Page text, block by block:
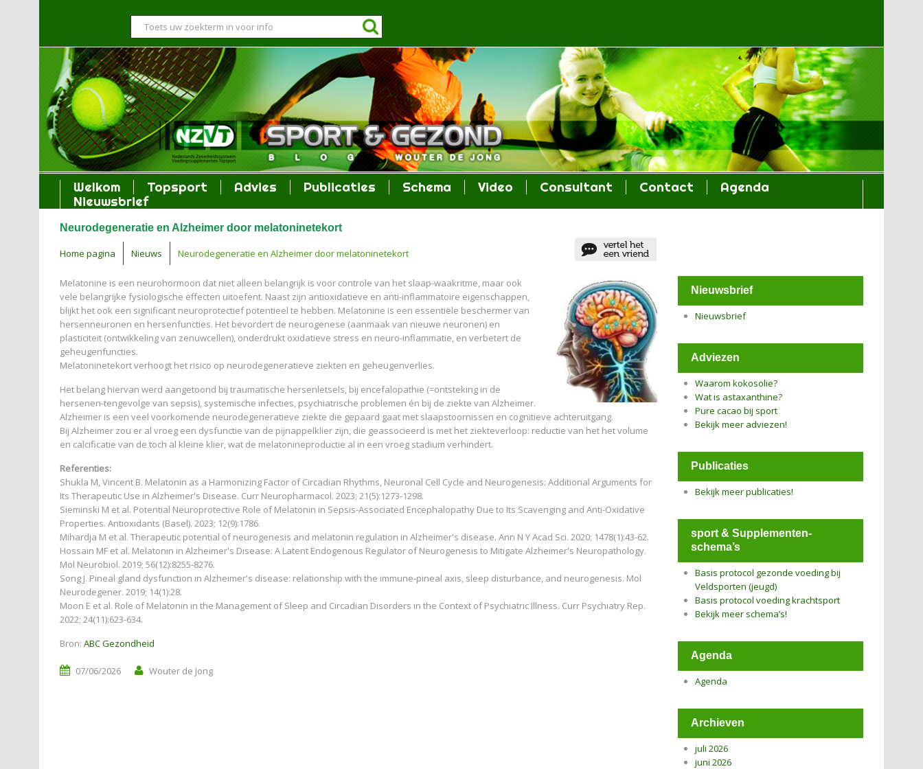
Welkom Topsport Advies Publicaties Schema Video Consultant Contact
Agenda
Nieuwsbrief
Neurodegeneratie en Alzheimer door melatoninetekort
Home pagina Nieuws Neurodegeneratie en Alzheimer door melatoninetekort
Melatonine is een neurohormoon dat niet alleen belangrijk is voor controle van het slaap-waakritme, maar ook
vele belangrijke fysiologische effecten uitoefent. Naast zijn antioxidatieve en anti-inflammatoire eigenschappen,
blijkt het ook een significant neuroprotectief potentieel te hebben. Melatonine is een essentiële beschermer van
hersenneuronen en hersenfuncties. Het bevordert de neurogenese (aanmaak van nieuwe neuronen) en
plasticiteit (ontwikkeling van zenuwcellen), onderdrukt oxidatieve stress en neuro-inflammatie, en verbetert de
geheugenfuncties.
Melatoninetekort verhoogt het risico op neurodegeneratieve ziekten en geheugenverlies.
Het belang hiervan werd aangetoond bij traumatische hersenletsels, bij encefalopathie (=ontsteking in de
hersenen-tengevolge van sepsis), systemische infecties, psychiatrische problemen én bij de ziekte van Alzheimer.
Alzheimer is een veel voorkomende neurodegeneratieve ziekte die gepaard gaat met slaapstoornissen en cognitieve achteruitgang.
Bij Alzheimer zou er al vroeg een dysfunctie van de pijnappelklier zijn, die geassocieerd is met het ziekteverloop: reductie van het het volume
en calcificatie van de toch al kleine klier, wat de melatonineproductie al in een vroeg stadium verhindert.
Referenties:
Shukla M, Vincent B. Melatonin as a Harmonizing Factor of Circadian Rhythms, Neuronal Cell Cycle and Neurogenesis: Additional Arguments for
Its Therapeutic Use in Alzheimer's Disease. Curr Neuropharmacol. 2023; 21(5):1273-1298.
Sieminski M et al. Potential Neuroprotective Role of Melatonin in Sepsis-Associated Encephalopathy Due to Its Scavenging and Anti-Oxidative
Properties. Antioxidants (Basel). 2023; 12(9):1786.
Mihardja M et al. Therapeutic potential of neurogenesis and melatonin regulation in Alzheimer's disease. Ann N Y Acad Sci. 2020; 1478(1):43-62.
Hossain MF et al. Melatonin in Alzheimer's Disease: A Latent Endogenous Regulator of Neurogenesis to Mitigate Alzheimer's Neuropathology.
Mol Neurobiol. 2019; 56(12):8255-8276.
Song J. Pineal gland dysfunction in Alzheimer's disease: relationship with the immune-pineal axis, sleep disturbance, and neurogenesis. Mol
Neurodegener. 2019; 14(1):28.
Moon E et al. Role of Melatonin in the Management of Sleep and Circadian Disorders in the Context of Psychiatric Illness. Curr Psychiatry Rep.
2022; 24(11):623-634.
Bron: ABC Gezondheid
07/06/2026 Wouter de Jong
Nieuwsbrief
Nieuwsbrief
Adviezen
Waarom kokosolie?
Wat is astaxanthine?
Pure cacao bij sport
Bekijk meer adviezen!
Publicaties
Bekijk meer publicaties!
sport & Supplementen-
schema’s
Basis protocol gezonde voeding bij
Veldsporten (jeugd)
Basis protocol voeding krachtsport
Bekijk meer schema’s!
Agenda
Agenda
Archieven
juli 2026
juni 2026